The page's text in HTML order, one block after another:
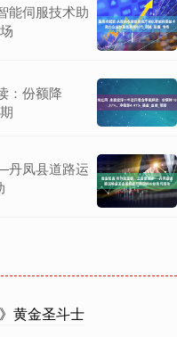
能伺服技术助
：份额降
丹凤县道路运
黄金圣斗士